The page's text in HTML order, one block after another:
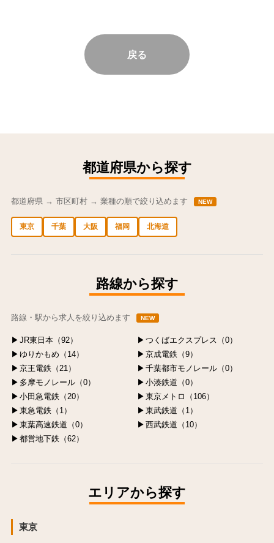
戻る
都道府県から探す
都道府県 → 市区町村 → 業種の順で絞り込めます NEW
東京 千葉 大阪 福岡 北海道
路線から探す
路線・駅から求人を絞り込めます NEW
JR東日本（92）
つくばエクスプレス（0）
ゆりかもめ（14）
京成電鉄（9）
京王電鉄（21）
千葉都市モノレール（0）
多摩モノレール（0）
小湊鉄道（0）
小田急電鉄（20）
東京メトロ（106）
東急電鉄（1）
東武鉄道（1）
東葉高速鉄道（0）
西武鉄道（10）
都営地下鉄（62）
エリアから探す
東京